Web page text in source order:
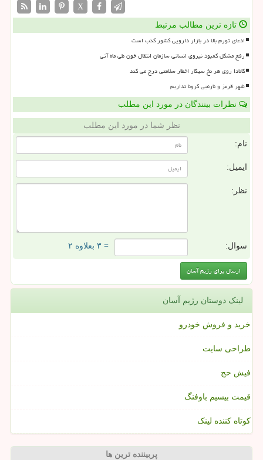
X
تازه ترین مطالب مرتبط
ادعای تورم بالا در بازار دارویی کشور کذب است
رفع مشکل کمبود نیروی انسانی سازمان انتقال خون طی ماه آتی
کانادا روی هر نخ سیگار اخطار سلامتی درج می کند
شهر قرمز و نارنجی کرونا نداریم
نظرات بینندگان در مورد این مطلب
نظر شما در مورد این مطلب
نام:
ایمیل:
نظر:
سوال: = ۳ بعلاوه ۲
لینک دوستان رژیم آسان
خرید و فروش خودرو
طراحی سایت
فیش حج
قیمت بیسیم باوفنگ
کوتاه کننده لینک
پربیننده ترین ها